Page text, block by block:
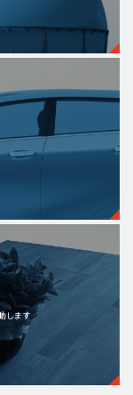
します